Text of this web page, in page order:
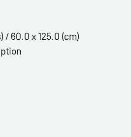
/ 60.0 x 125.0 (cm)